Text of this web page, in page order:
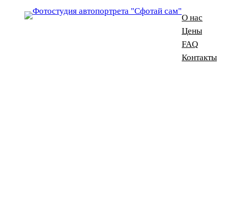
О нас
Цены
FAQ
Контакты